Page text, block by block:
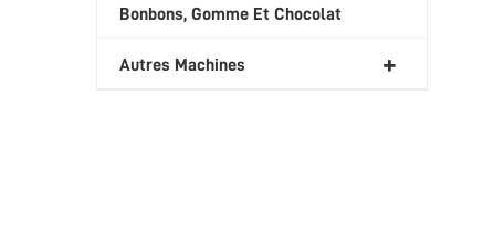
Bonbons, Gomme Et Chocolat
Autres Machines